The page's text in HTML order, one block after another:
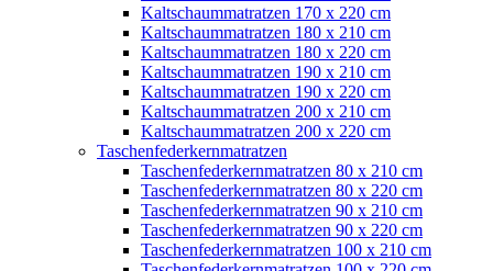
Kaltschaummatratzen 170 x 220 cm
Kaltschaummatratzen 180 x 210 cm
Kaltschaummatratzen 180 x 220 cm
Kaltschaummatratzen 190 x 210 cm
Kaltschaummatratzen 190 x 220 cm
Kaltschaummatratzen 200 x 210 cm
Kaltschaummatratzen 200 x 220 cm
Taschenfederkernmatratzen
Taschenfederkernmatratzen 80 x 210 cm
Taschenfederkernmatratzen 80 x 220 cm
Taschenfederkernmatratzen 90 x 210 cm
Taschenfederkernmatratzen 90 x 220 cm
Taschenfederkernmatratzen 100 x 210 cm